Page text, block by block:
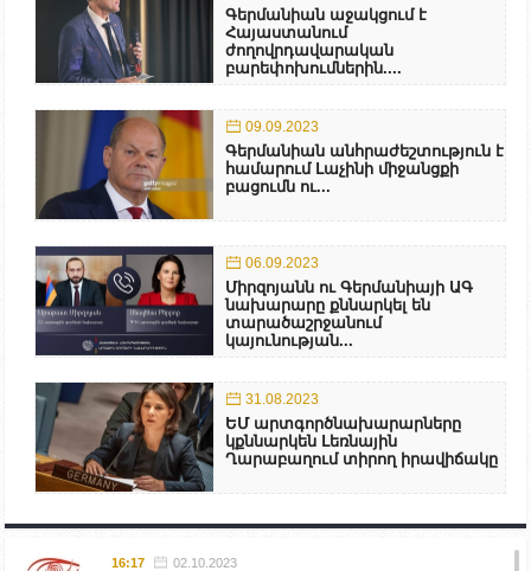
Գերմանիան աջակցում է
Հայաստանում
ժողովրդավարական
բարեփոխումներին....
09.09.2023
Գերմանիան անհրաժեշտություն է
համարում Լաչինի միջանցքի
բացումն ու...
06.09.2023
Միրզոյանն ու Գերմանիայի ԱԳ
նախարարը քննարկել են
տարածաշրջանում
կայունության...
31.08.2023
ԵՄ արտգործնախարարները
կքննարկեն Լեռնային
Ղարաբաղում տիրող իրավիճակը
16:17 02.10.2023